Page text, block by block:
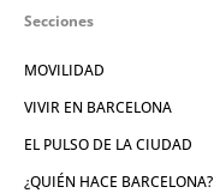
Secciones
MOVILIDAD
VIVIR EN BARCELONA
EL PULSO DE LA CIUDAD
¿QUIÉN HACE BARCELONA?